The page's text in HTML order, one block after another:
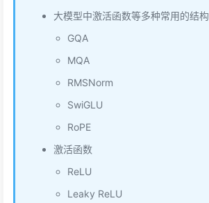
大模型中激活函数等多种常用的结构
GQA
MQA
RMSNorm
SwiGLU
RoPE
激活函数
ReLU
Leaky ReLU